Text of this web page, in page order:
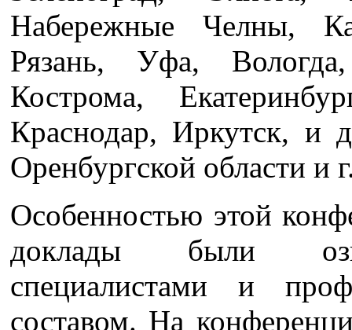
Набережные Челны,
Рязань, Уфа,
Кострома,
Краснодар, Иркутск, и
Оренбургской области и
Особенностью этой
доклады были
специалистами и
составом. На